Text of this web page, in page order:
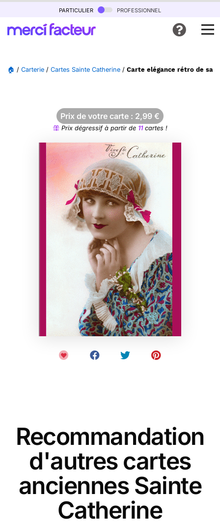
particulier professionnel
🏠 / Carterie / Cartes Sainte Catherine / Carte elégance rétro de
Prix de votre carte : 2,99 €
Prix dégressif à partir de 11cartes !
Recommandation
d'autres cartes
anciennes Sainte
Catherine